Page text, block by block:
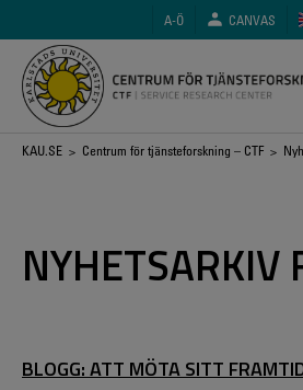
huvudinnehåll
A-Ö CANVAS
Länkstig
KAU.SE > Centrum för tjänsteforskning – CTF >
NYHETSARKIV
BLOGG: ATT MÖTA SITT